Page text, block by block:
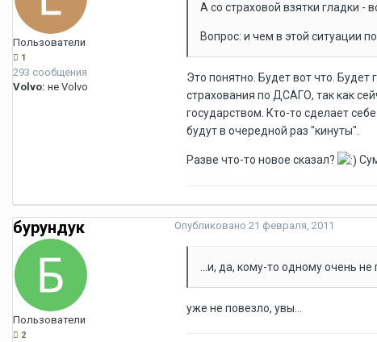
Пользователи
1
293 сообщения
Volvo: не Volvo
А со страховой взятки гладки -
Вопрос: и чем в этой ситуации
Это понятно. Будет вот что.
страхования по ДСАГО, так как
государством. Кто-то сделает
будут в очередной раз "кинуты".
Разве что-то новое сказал?
бурундук
Пользователи
2
Опубликовано 21 февраля, 2011
...и, да, кому-то одному очень не
уже не повезло, увы...